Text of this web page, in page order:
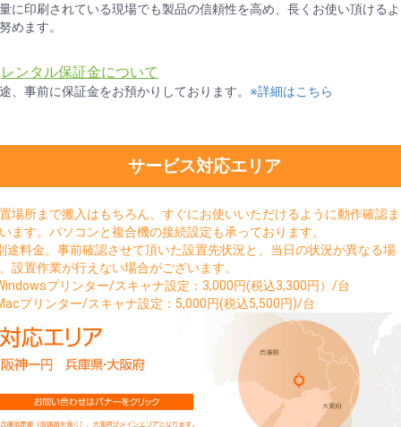
に印刷されている現場でも製品の信頼性を高め、長くお使い頂ける
めます。
レンタル保証金について
、事前に保証金をお預かりしております。 ※詳細はこちら
サービス対応エリア
場所まで搬入はもちろん、すぐにお使いいただけるように動作確認
ます。パソコンと複合機の接続設定も承っております。
途料金。事前確認させて頂いた設置先状況と、当日の状況が異なる場
設置作業が行えない場合がございます。
プリンター/スキャナ設定：3,000円(税込3,300円）/台
プリンター/スキャナ設定：5,000円(税込5,500円)/台